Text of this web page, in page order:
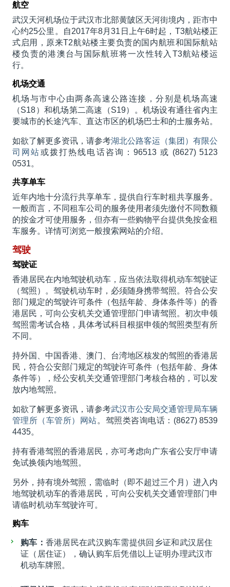
航空
武汉天河机场位于武汉市北部黄陂区天河街境内，距市中
心约25公里。自2017年8月31日上午6时起，T3航站楼正
式启用，原来T2航站楼主要负责的国内航班和国际航站
楼负责的港澳台与国际航班将一次性转入T3航站楼运
行。
机场交通
机场与市中心由两条高速公路连接，分别是机场高速
（S18）和机场第二高速（S19）。机场设有通往省内主
要城市的长途汽车、直达市区的机场巴士和的士服务站。
如欲了解更多资讯，请参考湖北公路客运（集团）有限公
司网站或拨打热线电话咨询：96513 或 (8627) 5123
0531。
共享单车
近年内地十分流行共享单车，提供自行车时租共享服务。
一般而言，不同租车公司的服务使用者须先缴付不同数额
的按金才可使用服务，但亦有一些购物平台提供免按金租
车服务。详情可浏览一般搜索网站的介绍。
驾驶
驾驶证
香港居民在内地驾驶机动车，应当依法取得机动车驾驶证
（驾照）。驾驶机动车时，必须随身携带驾照。符合公安
部门规定的驾驶许可条件（包括年龄、身体条件等）的香
港居民，可向公安机关交通管理部门申请驾照。初次申领
驾照需考试合格，具体考试科目根据申领的驾照类型有所
不同。
持外国、中国香港、澳门、台湾地区核发的驾照的香港居
民，符合公安部门规定的驾驶许可条件（包括年龄、身体
条件等），经公安机关交通管理部门考核合格的，可以发
放内地驾照。
如欲了解更多资讯，请参考武汉市公安局交通管理局车辆
管理所（车管所）网站。驾照类咨询电话：(8627) 8539
4435。
持有香港驾照的香港居民，亦可考虑向广东省公安厅申请
免试换领内地驾照。
另外，持有境外驾照，需临时（即不超过三个月）进入内
地驾驶机动车的香港居民，可向公安机关交通管理部门申
请临时机动车驾驶许可。
购车
购车： 香港居民在武汉购车需提供回乡证和武汉居住
证（居住证），确认购车后凭借以上证明办理武汉市
机动车牌照。